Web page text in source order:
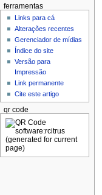
ferramentas
Links para cá
Alterações recentes
Gerenciador de mídias
Índice do site
Versão para
Impressão
Link permanente
Cite este artigo
qr code